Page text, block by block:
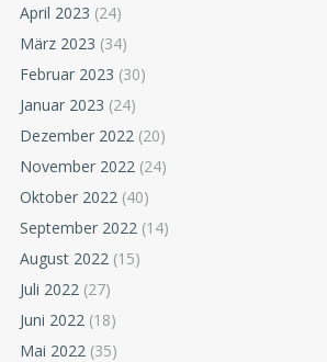
April 2023 (24)
März 2023 (34)
Februar 2023 (30)
Januar 2023 (24)
Dezember 2022 (20)
November 2022 (24)
Oktober 2022 (40)
September 2022 (14)
August 2022 (15)
Juli 2022 (27)
Juni 2022 (18)
Mai 2022 (35)